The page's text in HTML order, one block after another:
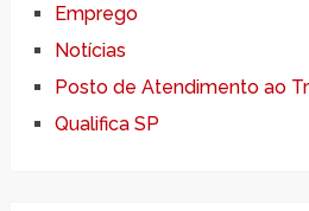
Emprego
Notícias
Posto de Atendimento ao
Qualifica SP